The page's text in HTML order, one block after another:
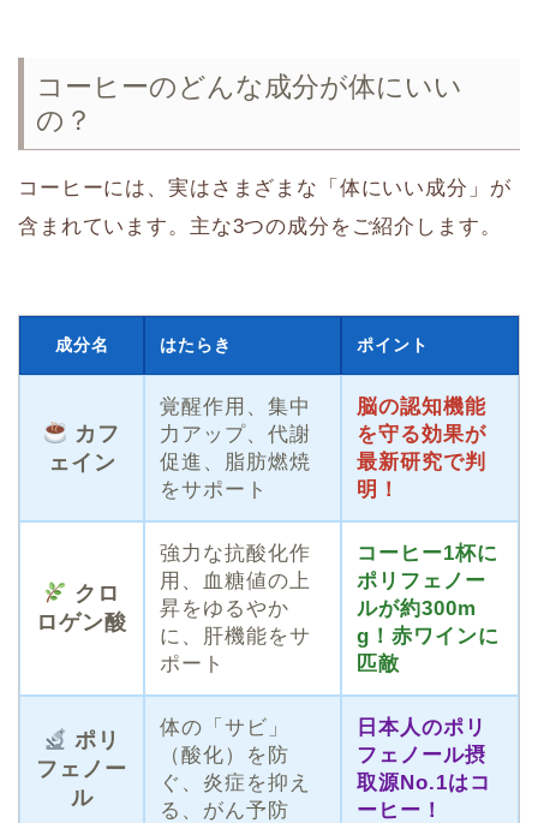
コーヒーのどんな成分が体にいい
の？
コーヒーには、実はさまざまな「体にいい成分」が
含まれています。主な3つの成分をご紹介します。
成分名 はたらき ポイント
カフ
ェイン
覚醒作用、集中
力アップ、代謝
促進、脂肪燃焼
をサポート
脳の認知機能
を守る効果が
最新研究で判
明！
クロ
ロゲン酸
強力な抗酸化作
用、血糖値の上
昇をゆるやか
に、肝機能をサ
ポート
コーヒー1杯に
ポリフェノー
ルが約300m
g！赤ワインに
匹敵
ポリ
フェノー
ル
体の「サビ」
（酸化）を防
ぐ、炎症を抑え
る、がん予防
日本人のポリ
フェノール摂
取源No.1はコ
ーヒー！